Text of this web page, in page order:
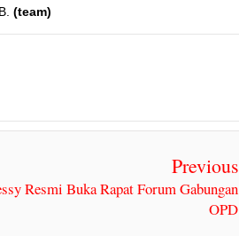
(team)
Previous
Resmi Buka Rapat Forum Gabungan
OPD